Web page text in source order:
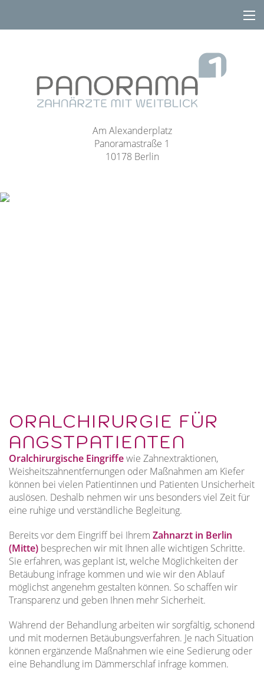
Am Alexanderplatz
Panoramastraße 1
10178 Berlin
ORALCHIRURGIE FÜR
ANGSTPATIENTEN
Oralchirurgische Eingriffewie Zahnextraktionen,
Weisheitszahnentfernungen oder Maßnahmen am Kiefer
können bei vielen Patientinnen und Patienten Unsicherheit
auslösen. Deshalb nehmen wir uns besonders viel Zeit für
eine ruhige und verständliche Begleitung.
Bereits vor dem Eingriff bei Ihrem Zahnarzt in Berlin
(Mitte) besprechen wir mit Ihnen alle wichtigen Schritte.
Sie erfahren, was geplant ist, welche Möglichkeiten der
Betäubung infrage kommen und wie wir den Ablauf
möglichst angenehm gestalten können. So schaffen wir
Transparenz und geben Ihnen mehr Sicherheit.
Während der Behandlung arbeiten wir sorgfältig, schonend
und mit modernen Betäubungsverfahren. Je nach Situation
können ergänzende Maßnahmen wie eine Sedierung oder
eine Behandlung im Dämmerschlaf infrage kommen.